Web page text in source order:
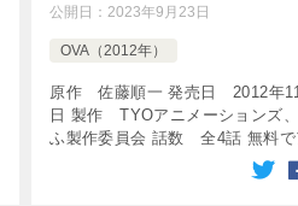
公開日：2023年9月23日
OVA（2012年）
原作 佐藤順一 発売日 2012年
日 製作 TYOアニメーションズ
ふ製作委員会 話数 全4話 無料で
動画を楽しみましょう♪ わんおふ
one off radio- #1(2012.09.2 […]